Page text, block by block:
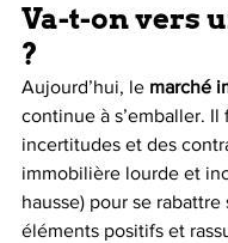
Va-t-on vers
?
Aujourd’hui, le marché
continue à s’emballer. Il
incertitudes et des
immobilière lourde et
hausse) pour se rabattre
éléments positifs et